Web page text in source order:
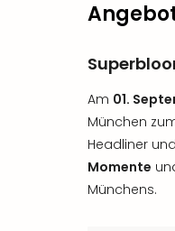
Am 01.
München
Headliner und
Momente
Münchens.